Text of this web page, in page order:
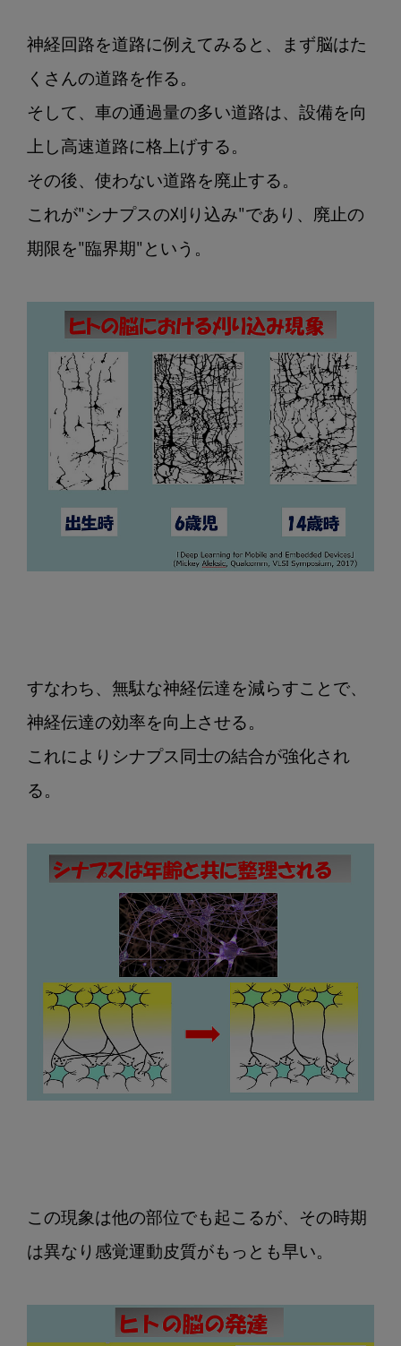
神経回路を道路に例えてみると、まず脳はた
くさんの道路を作る。
そして、車の通過量の多い道路は、設備を向
上し高速道路に格上げする。
その後、使わない道路を廃止する。
これが"シナプスの刈り込み"であり、廃止の
期限を"臨界期"という。
すなわち、無駄な神経伝達を減らすことで、
神経伝達の効率を向上させる。
これによりシナプス同士の結合が強化され
る。
この現象は他の部位でも起こるが、その時期
は異なり感覚運動皮質がもっとも早い。